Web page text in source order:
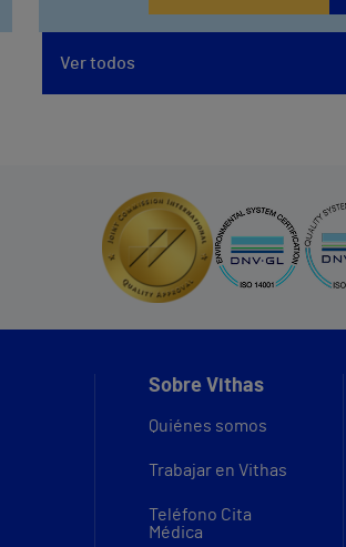
Ver todos
Sobre Vithas
Quiénes somos
Trabajar en Vithas
Teléfono Cita
Médica